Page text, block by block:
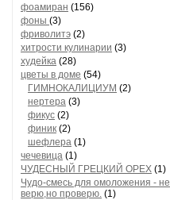
фоамиран (156)
фоны (3)
фриволитэ (2)
хитрости кулинарии (3)
худейка (28)
цветы в доме (54)
ГИМНОКАЛИЦИУМ (2)
нертера (3)
фикус (2)
финик (2)
шефлера (1)
чечевица (1)
ЧУДЕСНЫЙ ГРЕЦКИЙ ОРЕХ (1)
Чудо-смесь для омоложения - не
верю,но проверю. (1)